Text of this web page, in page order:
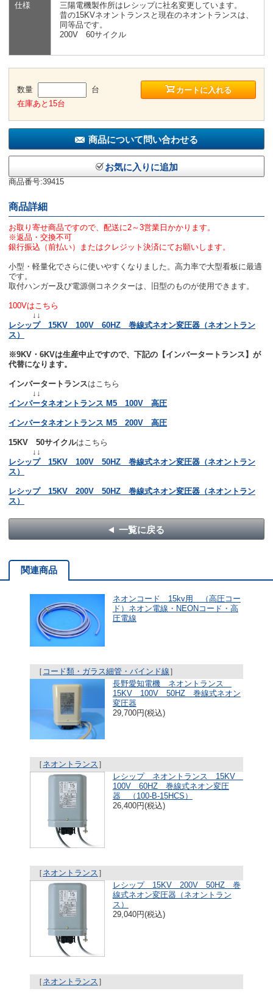
仕様
三陽電機製作所はレシップに社名変更しています。
昔の15KVネオントランスと現在のネオントランスは、
同等品です。
200V 60サイクル
数量
台
在庫あと15台
カートに入れる
商品について問い合わせる
お気に入りに追加
商品番号:39415
商品詳細
お取り寄せ商品ですので、配送に2～3営業日かかります。
※返品・交換不可
銀行振込（前払い）またはクレジット決済にてお願いします。
小型・軽量化でさらに使いやすくなりました。高力率で大型看板に最適
です。
取付ハンガー及び電源側コネクターは、旧型のものが使用できます。
100Vはこちら
↓↓
レシップ 15KV 100V 60HZ 巻線式ネオン変圧器（ネオントラン
ス）
※9KV・6KVは生産中止ですので、下記の【インバータートランス】が
代替になります。
インバータートランスはこちら
↓↓
インバータネオントランス M5 100V 高圧
インバータネオントランス M5 200V 高圧
15KV 50サイクルはこちら
↓↓
レシップ 15KV 100V 50HZ 巻線式ネオン変圧器（ネオントラン
ス）
レシップ 15KV 200V 50HZ 巻線式ネオン変圧器（ネオントラン
ス）
一覧に戻る
関連商品
ネオンコード 15kv用 （高圧コー
ド）ネオン電線・NEONコード・高
圧電線
［ コード類・ガラス細管・バインド線 ］
長野愛知電機 ネオントランス
15KV 100V 50HZ 巻線式ネオン
変圧器
29,700円(税込)
［ ネオントランス ］
レシップ ネオントランス 15KV
100V 60HZ 巻線式ネオン変圧
器 （100-B-15HCS）
26,400円(税込)
［ ネオントランス ］
レシップ 15KV 200V 50HZ 巻
線式ネオン変圧器（ネオントラン
ス）
29,040円(税込)
［ ネオントランス ］